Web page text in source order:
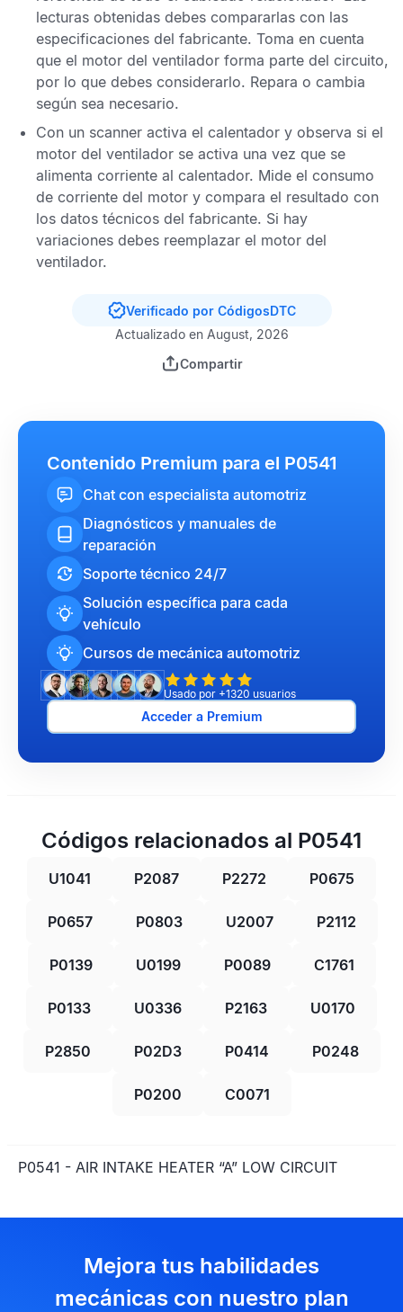
lecturas obtenidas debes compararlas con las
especificaciones del fabricante. Toma en cuenta
que el motor del ventilador forma parte del circuito,
por lo que debes considerarlo. Repara o cambia
según sea necesario.
Con un scanner activa el calentador y observa si el
motor del ventilador se activa una vez que se
alimenta corriente al calentador. Mide el consumo
de corriente del motor y compara el resultado con
los datos técnicos del fabricante. Si hay
variaciones debes reemplazar el motor del
ventilador.
Verificado por CódigosDTC
Actualizado en August, 2026
Compartir
Contenido Premium para el P0541
Chat con especialista automotriz
Diagnósticos y manuales de
reparación
Soporte técnico 24/7
Solución específica para cada
vehículo
Cursos de mecánica automotriz
Usado por +1320 usuarios
Acceder a Premium
Códigos relacionados al P0541
U1041 P2087 P2272 P0675
P0657 P0803 U2007 P2112
P0139 U0199 P0089 C1761
P0133 U0336 P2163 U0170
P2850 P02D3 P0414 P0248
P0200 C0071
P0541 - AIR INTAKE HEATER “A” LOW CIRCUIT
Mejora tus habilidades
mecánicas con nuestro plan